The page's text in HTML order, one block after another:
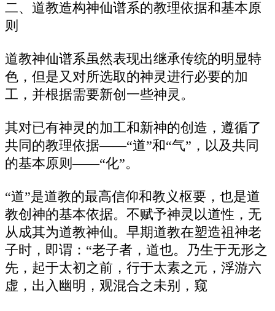
二、道教造构神仙谱系的教理依据和基本原
则
道教神仙谱系虽然表现出继承传统的明显特
色，但是又对所选取的神灵进行必要的加
工，并根据需要新创一些神灵。
其对已有神灵的加工和新神的创造，遵循了
共同的教理依据——“道”和“气”，以及共同
的基本原则——“化”。
“道”是道教的最高信仰和教义枢要，也是道
教创神的基本依据。不赋予神灵以道性，无
从成其为道教神仙。早期道教在塑造祖神老
子时，即谓：“老子者，道也。乃生于无形之
先，起于太初之前，行于太素之元，浮游六
虚，出入幽明，观混合之未别，窥